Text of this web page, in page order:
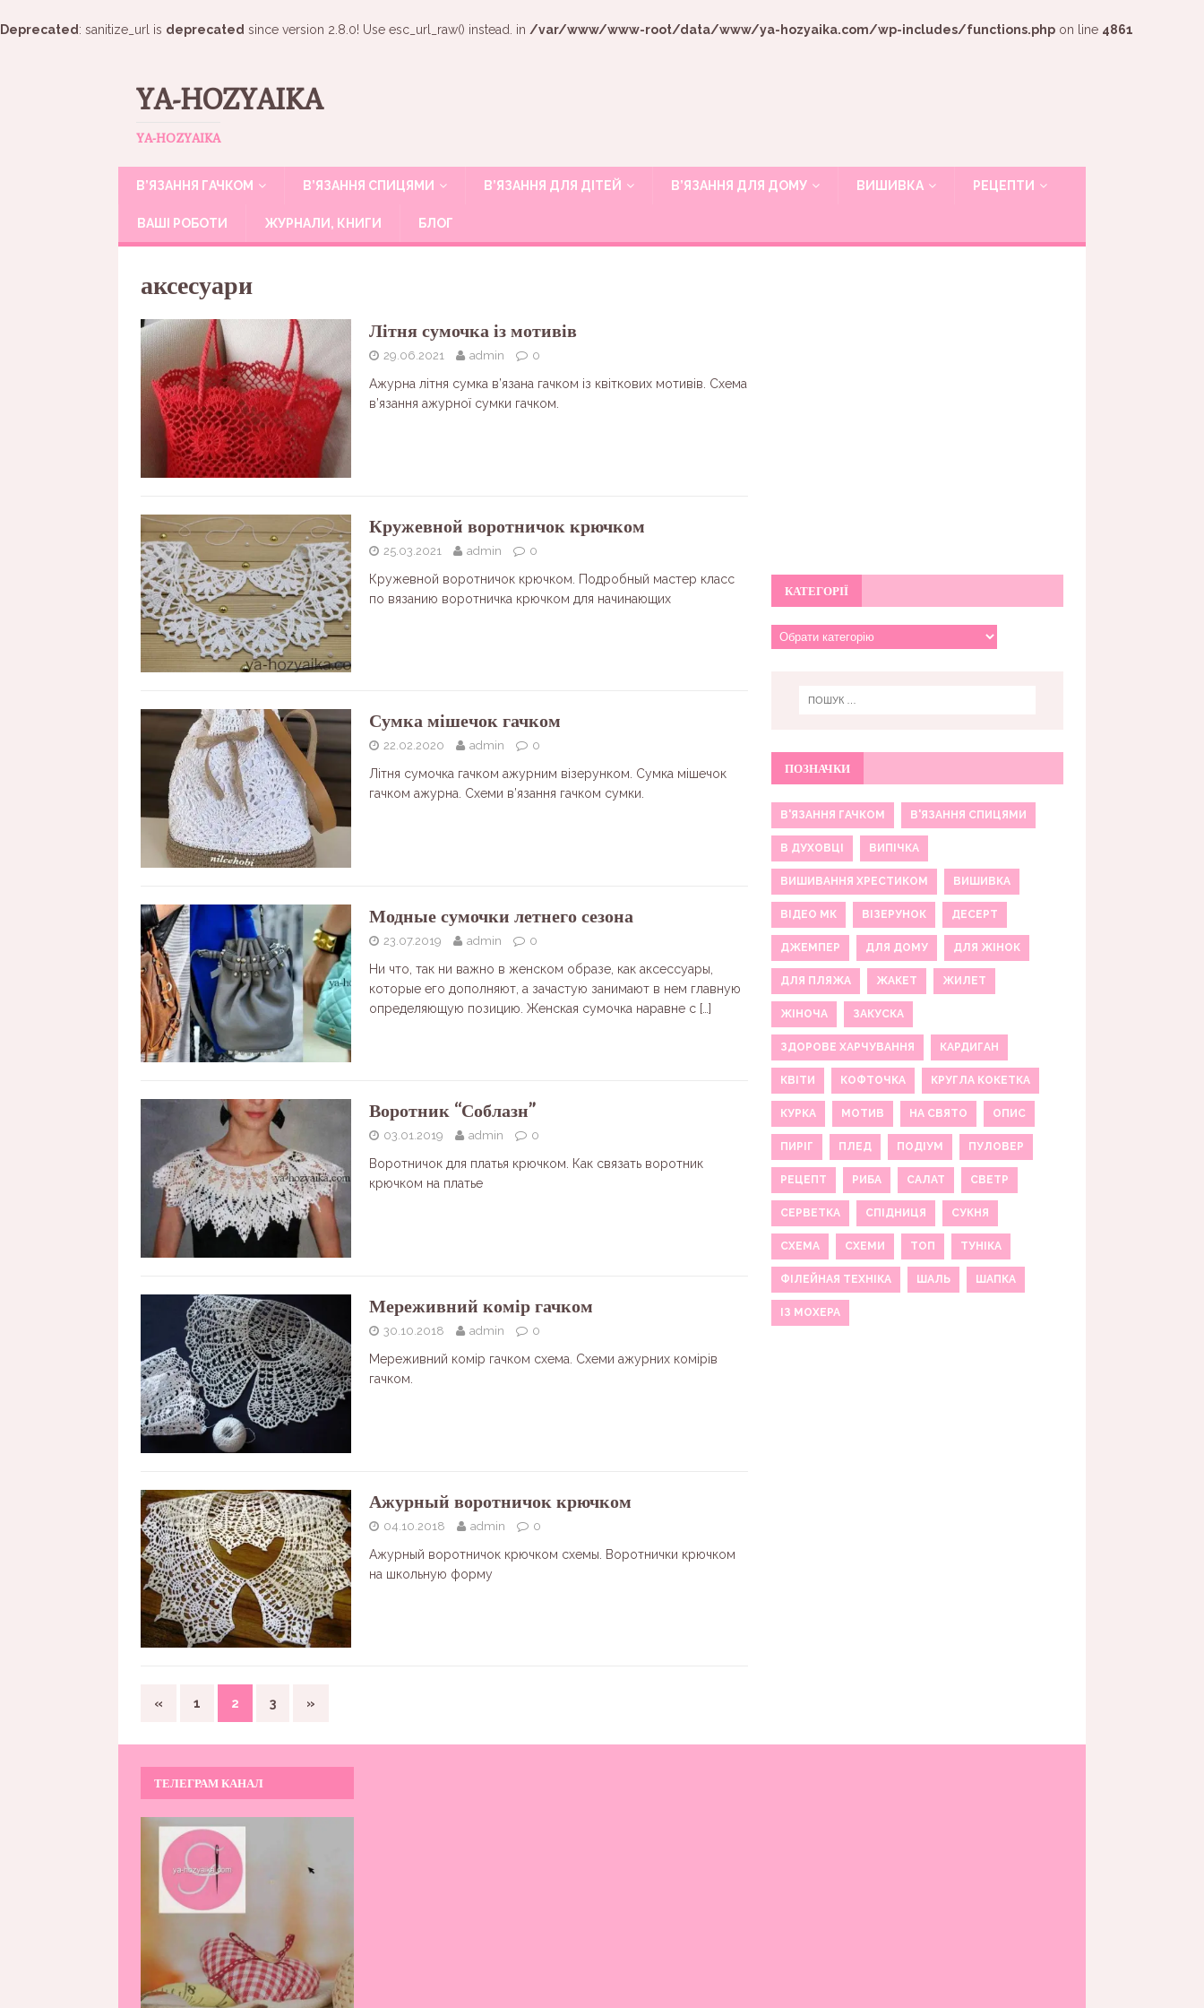
Deprecated : sanitize_url is deprecated since version 2.8.0! Use esc_url_raw() instead. in /var/www/www-root/data/www/ya-hozyaika.com/wp-includes/functions.php on line 4861
YA-HOZYAIKA
YA-HOZYAIKA
В’ЯЗАННЯ ГАЧКОМ В’ЯЗАННЯ СПИЦЯМИ В’ЯЗАННЯ ДЛЯ ДІТЕЙ В’ЯЗАННЯ ДЛЯ ДОМУ ВИШИВКА РЕЦЕПТИ
ВАШІ РОБОТИ ЖУРНАЛИ, КНИГИ БЛОГ
аксесуари
Літня сумочка із мотивів
29.06.2021 admin 0
Ажурна літня сумка в’язана гачком із квіткових мотивів. Схема
в’язання ажурної сумки гачком.
Кружевной воротничок крючком
25.03.2021 admin 0
Кружевной воротничок крючком. Подробный мастер класс
по вязанию воротничка крючком для начинающих
Сумка мішечок гачком
22.02.2020 admin 0
Літня сумочка гачком ажурним візерунком. Сумка мішечок
гачком ажурна. Схеми в’язання гачком сумки.
Модные сумочки летнего сезона
23.07.2019 admin 0
Ни что, так ни важно в женском образе, как аксессуары,
которые его дополняют, а зачастую занимают в нем главную
определяющую позицию. Женская сумочка наравне с […]
Воротник “Соблазн”
03.01.2019 admin 0
Воротничок для платья крючком. Как связать воротник
крючком на платье
Мереживний комір гачком
30.10.2018 admin 0
Мереживний комір гачком схема. Схеми ажурних комірів
гачком.
Ажурный воротничок крючком
04.10.2018 admin 0
Ажурный воротничок крючком схемы. Воротнички крючком
на школьную форму
« 1 2 3 »
КАТЕГОРІЇ
ПОЗНАЧКИ
В'ЯЗАННЯ ГАЧКОМ В'ЯЗАННЯ СПИЦЯМИ
В ДУХОВЦІ ВИПІЧКА
ВИШИВАННЯ ХРЕСТИКОМ ВИШИВКА
ВІДЕО МК ВІЗЕРУНОК ДЕСЕРТ
ДЖЕМПЕР ДЛЯ ДОМУ ДЛЯ ЖІНОК
ДЛЯ ПЛЯЖА ЖАКЕТ ЖИЛЕТ
ЖІНОЧА ЗАКУСКА
ЗДОРОВЕ ХАРЧУВАННЯ КАРДИГАН
КВІТИ КОФТОЧКА КРУГЛА КОКЕТКА
КУРКА МОТИВ НА СВЯТО ОПИС
ПИРІГ ПЛЕД ПОДІУМ ПУЛОВЕР
РЕЦЕПТ РИБА САЛАТ СВЕТР
СЕРВЕТКА СПІДНИЦЯ СУКНЯ
СХЕМА СХЕМИ ТОП ТУНІКА
ФІЛЕЙНАЯ ТЕХНІКА ШАЛЬ ШАПКА
ІЗ МОХЕРА
ТЕЛЕГРАМ КАНАЛ